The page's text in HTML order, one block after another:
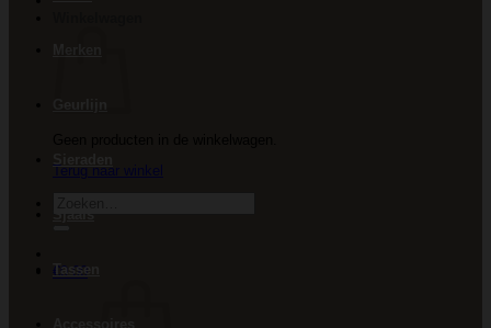
Terug naar winkel
€0.00
Tassen